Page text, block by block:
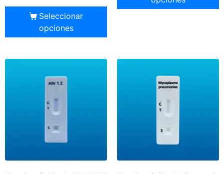
Seleccionar
opciones